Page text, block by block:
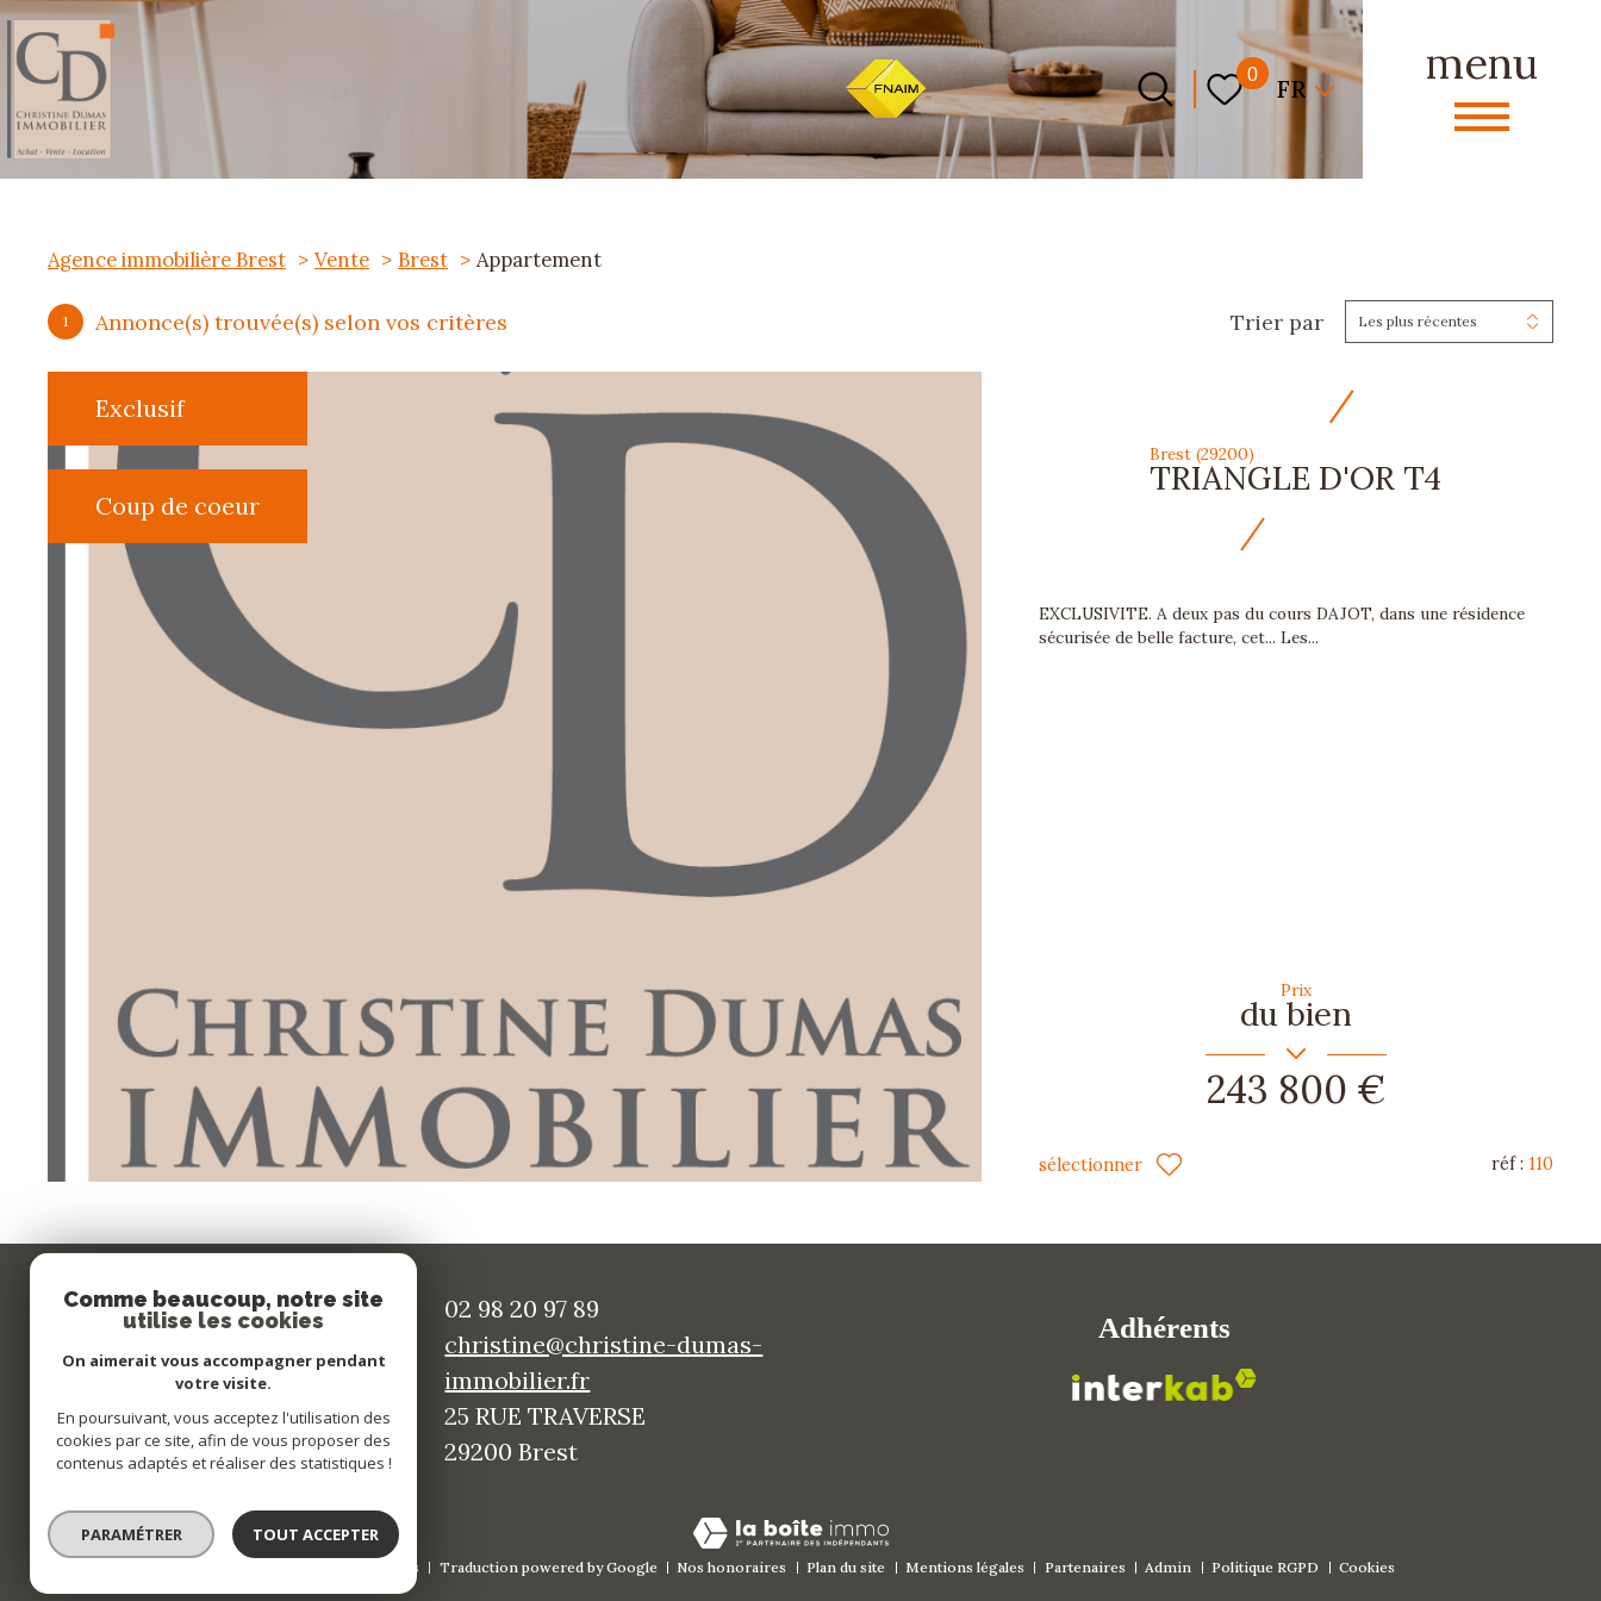
menu
0 Langue
FR
Agence immobilière Brest Vente Brest Appartement
1 Annonce(s) trouvée(s) selon vos critères Trier par Les plus récentes
Exclusif
Coup de coeur
Brest (29200)
TRIANGLE D'OR T4
EXCLUSIVITE. A deux pas du cours DAJOT, dans une résidence
sécurisée de belle facture, cet... Les...
Prix
du bien
243 800 €
sélectionner réf : 110
sur ce bien
02 98 20 97 89
christine@christine-dumas-
immobilier.fr
25 RUE TRAVERSE
29200 brest
Adhérents
Tous droits réservés Traduction powered by Google Nos honoraires Plan du site Mentions légales Partenaires Admin Politique RGPD Cookies
Comme beaucoup, notre site
utilise les cookies
On aimerait vous accompagner pendant
votre visite.
En poursuivant, vous acceptez l'utilisation des
cookies par ce site, afin de vous proposer des
contenus adaptés et réaliser des statistiques !
PARAMÉTRER TOUT ACCEPTER